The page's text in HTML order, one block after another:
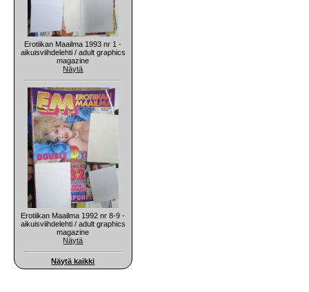
Erotiikan Maailma 1993 nr 1 -
aikuisviihdelehti / adult graphics
magazine
Näytä
Erotiikan Maailma 1992 nr 8-9 -
aikuisviihdelehti / adult graphics
magazine
Näytä
Näytä kaikki